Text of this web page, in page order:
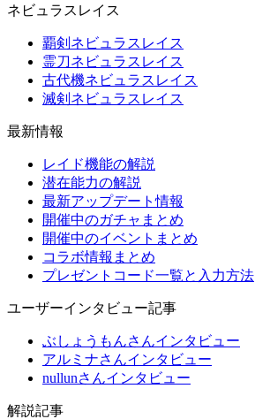
ネビュラスレイス
覇剣ネビュラスレイス
霊刀ネビュラスレイス
古代機ネビュラスレイス
滅剣ネビュラスレイス
最新情報
レイド機能の解説
潜在能力の解説
最新アップデート情報
開催中のガチャまとめ
開催中のイベントまとめ
コラボ情報まとめ
プレゼントコード一覧と入力方法
ユーザーインタビュー記事
ぶしょうもんさんインタビュー
アルミナさんインタビュー
nullunさんインタビュー
解説記事